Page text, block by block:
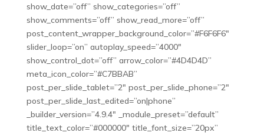
show_date=”off” show_categories=”off”
show_comments=”off” show_read_more=”off”
post_content_wrapper_background_color=”#F6F6F6″
slider_loop=”on” autoplay_speed=”4000″
show_control_dot=”off” arrow_color=”#4D4D4D”
meta_icon_color=”#C7BBAB”
post_per_slide_tablet=”2″ post_per_slide_phone=”2″
post_per_slide_last_edited=”on|phone”
_builder_version=”4.9.4″ _module_preset=”default”
title_text_color=”#000000″ title_font_size=”20px”